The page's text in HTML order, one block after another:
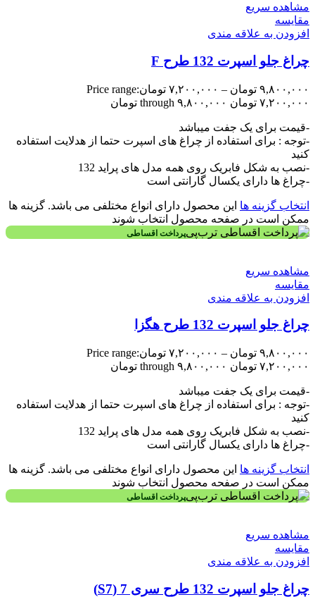
مشاهده سریع
مقایسه
افزودن به علاقه مندی
چراغ جلو اسپرت 132 طرح F
۹,۸۰۰,۰۰۰ تومان – ۷,۲۰۰,۰۰۰ تومانPrice range:
۷,۲۰۰,۰۰۰ تومان through ۹,۸۰۰,۰۰۰ تومان
-قیمت برای یک جفت میباشد
-توجه : برای استفاده از چراغ های اسپرت حتما از هدلایت استفاده
کنید
-نصب به شکل فابریک روی همه مدل های پراید 132
-چراغ ها دارای یکسال گارانتی است
انتخاب گزینه ها این محصول دارای انواع مختلفی می باشد. گزینه ها
ممکن است در صفحه محصول انتخاب شوند
پرداخت اقساطی
مشاهده سریع
مقایسه
افزودن به علاقه مندی
چراغ جلو اسپرت 132 طرح هگزا
۹,۸۰۰,۰۰۰ تومان – ۷,۲۰۰,۰۰۰ تومانPrice range:
۷,۲۰۰,۰۰۰ تومان through ۹,۸۰۰,۰۰۰ تومان
-قیمت برای یک جفت میباشد
-توجه : برای استفاده از چراغ های اسپرت حتما از هدلایت استفاده
کنید
-نصب به شکل فابریک روی همه مدل های پراید 132
-چراغ ها دارای یکسال گارانتی است
انتخاب گزینه ها این محصول دارای انواع مختلفی می باشد. گزینه ها
ممکن است در صفحه محصول انتخاب شوند
پرداخت اقساطی
مشاهده سریع
مقایسه
افزودن به علاقه مندی
چراغ جلو اسپرت 132 طرح سری 7 (S7)